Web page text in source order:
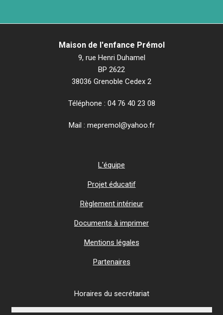
Maison de l'enfance Prémol
9, rue Henri Duhamel
BP 2622
38036 Grenoble Cedex 2
Téléphone : 04 76 40 23 08
Mail : mepremol@yahoo.fr
L'équipe
Projet éducatif
Règlement intérieur
Documents à imprimer
Mentions légales
Partenaires
Horaires du secrétariat